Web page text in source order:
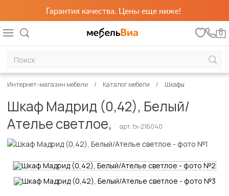
Гарантия качества. Цены еще ниже!
0
Интернет-магазин мебели Каталог мебели Шкафы
Шкаф Мадрид (0,42), Белый/
Ателье светлое,
арт. tx-216040